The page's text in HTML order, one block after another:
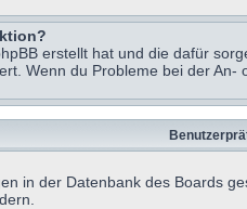
erstellt hat und die dafür
Wenn du Probleme bei der
in der Datenbank des Boards